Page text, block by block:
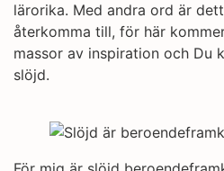
lärorika. Med andra ord är
återkomma till, för här
massor av inspiration och Du
slöjd.